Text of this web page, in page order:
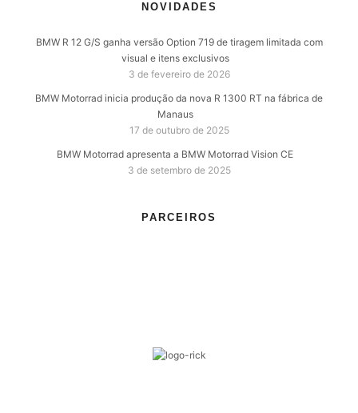
NOVIDADES
BMW R 12 G/S ganha versão Option 719 de tiragem limitada com
visual e itens exclusivos
3 de fevereiro de 2026
BMW Motorrad inicia produção da nova R 1300 RT na fábrica de
Manaus
17 de outubro de 2025
BMW Motorrad apresenta a BMW Motorrad Vision CE
3 de setembro de 2025
PARCEIROS